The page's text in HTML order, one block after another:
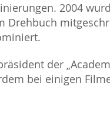
2004
Drehbuch
der
bei einigen